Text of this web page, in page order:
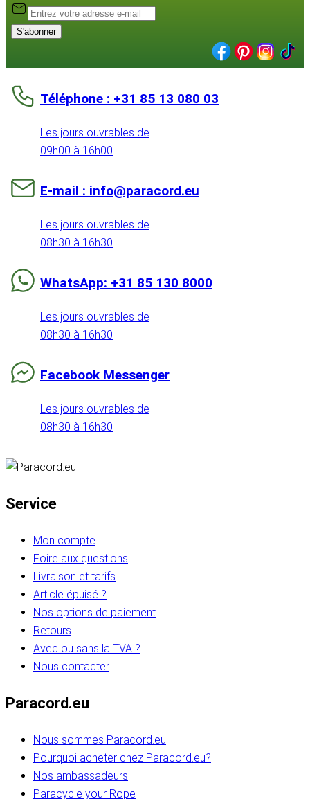
S'abonner
Téléphone : +31 85 13 080 03
Les jours ouvrables de
09h00 à 16h00
E-mail : info@paracord.eu
Les jours ouvrables de
08h30 à 16h30
WhatsApp: +31 85 130 8000
Les jours ouvrables de
08h30 à 16h30
Facebook Messenger
Les jours ouvrables de
08h30 à 16h30
Service
Mon compte
Foire aux questions
Livraison et tarifs
Article épuisé ?
Nos options de paiement
Retours
Avec ou sans la TVA ?
Nous contacter
Paracord.eu
Nous sommes Paracord.eu
Pourquoi acheter chez Paracord.eu?
Nos ambassadeurs
Paracycle your Rope